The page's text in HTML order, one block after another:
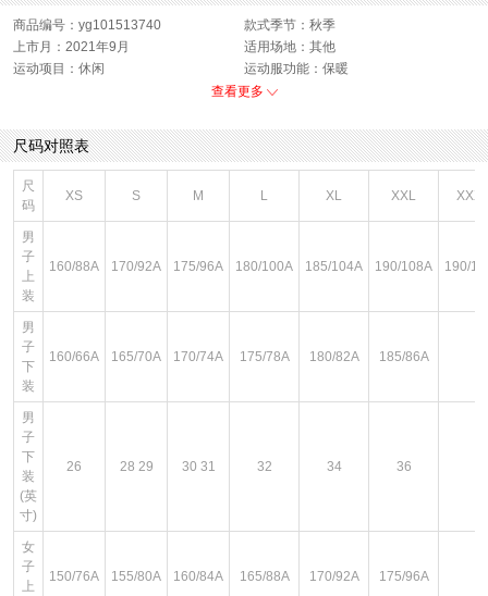
商品编号：yg101513740
款式季节：秋季
上市月：2021年9月
适用场地：其他
运动项目：休闲
运动服功能：保暖
版型：标准
货品来源：招商
渠道划分：线下同步
服饰类别：上装
开扣方式：拉链
面料材质：聚酯纤维
服细款：开衫无帽夹克
领型：立领
色系：拼色
鞋类流行款式：夹克
主要功能：保暖
风格：休闲
查看更多
尺码对照表
尺
码
XS S M L XL XXL
男
子
上
装
160/88A 170/92A 175/96A 180/100A 185/104A 190/108A 190/
男
子
下
装
160/66A 165/70A 170/74A 175/78A 180/82A 185/86A
男
子
下
装
(英
寸)
26 28 29 30 31 32 34 36
女
子
上
150/76A 155/80A 160/84A 165/88A 170/92A 175/96A